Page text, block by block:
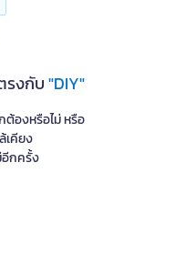
รงกับ"DIY"
องหรือไม่ หรือ
เคียง
กครั้ง